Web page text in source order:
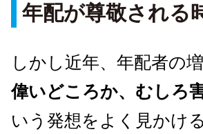
年配が尊敬される
しかし近年、年配者の
偉いどころか、むしろ
いう発想をよく見かける